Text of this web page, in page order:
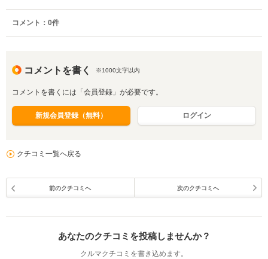
コメント： 0件
コメントを書く ※1000文字以内
コメントを書くには「会員登録」が必要です。
新規会員登録（無料） ログイン
クチコミ一覧へ戻る
前のクチコミへ 次のクチコミへ
あなたのクチコミを投稿しませんか？
クルマクチコミを書き込めます。